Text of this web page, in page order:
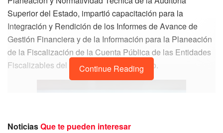
Superior del Estado, impartió capacitación para la
Integración y Rendición de los Informes de Avance de
Gestión Financiera y de la Información para la Planeación
de la Fiscalización de la Cuenta Pública de las Entidades
Fiscalizables del Estado de Quintana Roo.
Continue Reading
NoticiasQue te pueden interesar